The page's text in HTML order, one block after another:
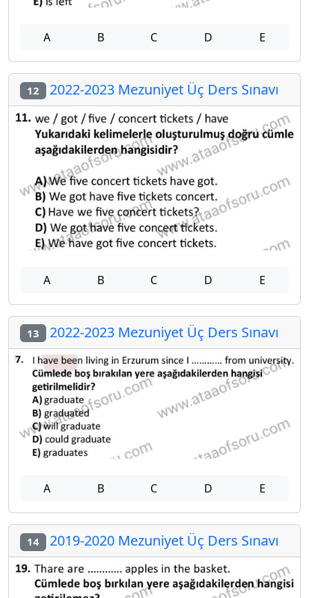
A B C D E
12 2022-2023 Mezuniyet Üç Ders Sınavı
A B C D E
13 2022-2023 Mezuniyet Üç Ders Sınavı
A B C D E
14 2019-2020 Mezuniyet Üç Ders Sınavı